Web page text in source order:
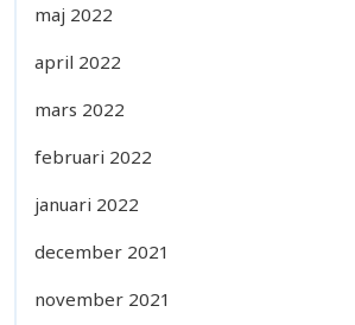
maj 2022
april 2022
mars 2022
februari 2022
januari 2022
december 2021
november 2021